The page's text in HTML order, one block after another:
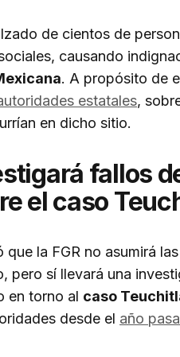
de cientos de
causando
. A propósito de
estatales,
en dicho sitio.
fallos
el caso
que la FGR no asumirá
pero sí llevará una
en torno al caso
desde el año